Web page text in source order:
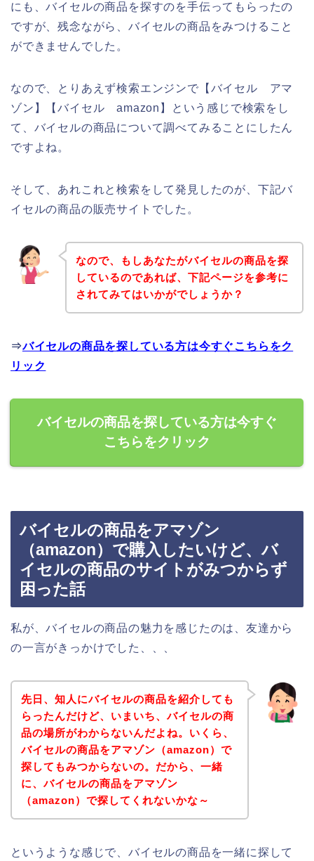
にも、バイセルの商品を探すのを手伝ってもらったの
ですが、残念ながら、バイセルの商品をみつけること
ができませんでした。
なので、とりあえず検索エンジンで【バイセル アマ
ゾン】【バイセル amazon】という感じで検索をし
て、バイセルの商品について調べてみることにしたん
ですよね。
そして、あれこれと検索をして発見したのが、下記バ
イセルの商品の販売サイトでした。
なので、もしあなたがバイセルの商品を探
しているのであれば、下記ページを参考に
されてみてはいかがでしょうか？
⇒バイセルの商品を探している方は今すぐこちらをク
リック
バイセルの商品を探している方は今すぐ
こちらをクリック
バイセルの商品をアマゾン
（amazon）で購入したいけど、バ
イセルの商品のサイトがみつからず
困った話
私が、バイセルの商品の魅力を感じたのは、友達から
の一言がきっかけでした、、、
先日、知人にバイセルの商品を紹介しても
らったんだけど、いまいち、バイセルの商
品の場所がわからないんだよね。いくら、
バイセルの商品をアマゾン（amazon）で
探してもみつからないの。だから、一緒
に、バイセルの商品をアマゾン
（amazon）で探してくれないかな～
というような感じで、バイセルの商品を一緒に探して